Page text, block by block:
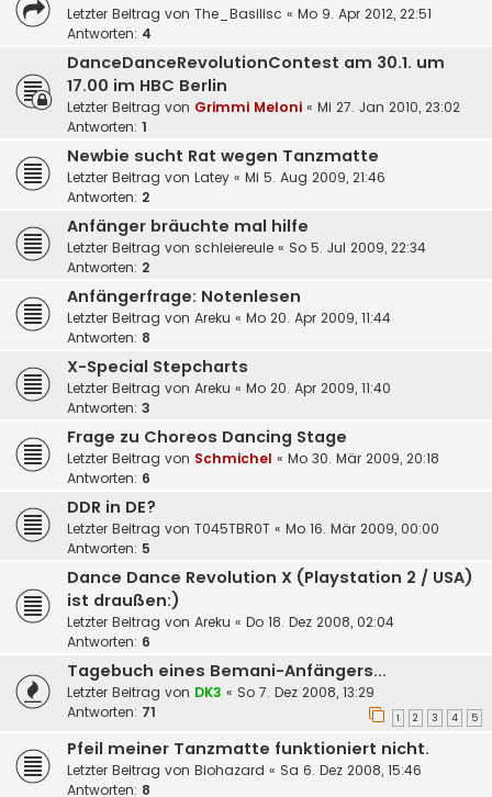
Letzter Beitrag von The_Basilisc « Mo 9. Apr 2012, 22:51
Antworten: 4
DanceDanceRevolutionContest am 30.1. um
17.00 im HBC Berlin
Letzter Beitrag von Grimmi Meloni « Mi 27. Jan 2010, 23:02
Antworten: 1
Newbie sucht Rat wegen Tanzmatte
Letzter Beitrag von Latey « Mi 5. Aug 2009, 21:46
Antworten: 2
Anfänger bräuchte mal hilfe
Letzter Beitrag von schleiereule « So 5. Jul 2009, 22:34
Antworten: 2
Anfängerfrage: Notenlesen
Letzter Beitrag von Areku « Mo 20. Apr 2009, 11:44
Antworten: 8
X-Special Stepcharts
Letzter Beitrag von Areku « Mo 20. Apr 2009, 11:40
Antworten: 3
Frage zu Choreos Dancing Stage
Letzter Beitrag von Schmichel « Mo 30. Mär 2009, 20:18
Antworten: 6
DDR in DE?
Letzter Beitrag von T045TBR0T « Mo 16. Mär 2009, 00:00
Antworten: 5
Dance Dance Revolution X (Playstation 2 / USA)
ist draußen:)
Letzter Beitrag von Areku « Do 18. Dez 2008, 02:04
Antworten: 6
Tagebuch eines Bemani-Anfängers...
Letzter Beitrag von DK3 « So 7. Dez 2008, 13:29
Antworten: 71 1 2 3 4 5
Pfeil meiner Tanzmatte funktioniert nicht.
Letzter Beitrag von Biohazard « Sa 6. Dez 2008, 15:46
Antworten: 8